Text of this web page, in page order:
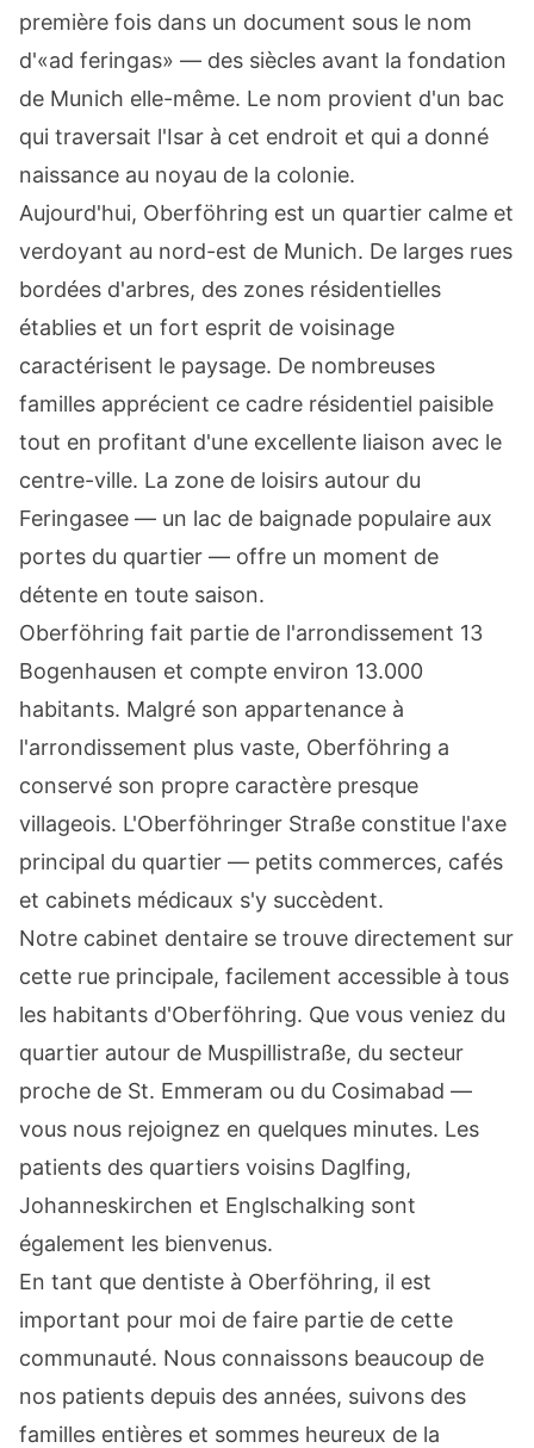
première fois dans un document sous le nom
d'«ad feringas» — des siècles avant la fondation
de Munich elle-même. Le nom provient d'un bac
qui traversait l'Isar à cet endroit et qui a donné
naissance au noyau de la colonie.
Aujourd'hui, Oberföhring est un quartier calme et
verdoyant au nord-est de Munich. De larges rues
bordées d'arbres, des zones résidentielles
établies et un fort esprit de voisinage
caractérisent le paysage. De nombreuses
familles apprécient ce cadre résidentiel paisible
tout en profitant d'une excellente liaison avec le
centre-ville. La zone de loisirs autour du
Feringasee — un lac de baignade populaire aux
portes du quartier — offre un moment de
détente en toute saison.
Oberföhring fait partie de l'arrondissement 13
Bogenhausen et compte environ 13.000
habitants. Malgré son appartenance à
l'arrondissement plus vaste, Oberföhring a
conservé son propre caractère presque
villageois. L'Oberföhringer Straße constitue l'axe
principal du quartier — petits commerces, cafés
et cabinets médicaux s'y succèdent.
Notre cabinet dentaire se trouve directement sur
cette rue principale, facilement accessible à tous
les habitants d'Oberföhring. Que vous veniez du
quartier autour de Muspillistraße, du secteur
proche de St. Emmeram ou du Cosimabad —
vous nous rejoignez en quelques minutes. Les
patients des quartiers voisins Daglfing,
Johanneskirchen et Englschalking sont
également les bienvenus.
En tant que dentiste à Oberföhring, il est
important pour moi de faire partie de cette
communauté. Nous connaissons beaucoup de
nos patients depuis des années, suivons des
familles entières et sommes heureux de la